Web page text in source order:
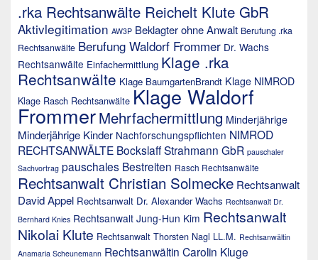
.rka Rechtsanwälte Reichelt Klute GbR
Aktivlegitimation AW3P Beklagter ohne Anwalt Berufung .rka
Rechtsanwälte Berufung Waldorf Frommer Dr. Wachs
Rechtsanwälte Einfachermittlung Klage .rka
Rechtsanwälte Klage BaumgartenBrandt Klage NIMROD
Klage Rasch Rechtsanwälte Klage Waldorf
FrommerMehrfachermittlung Minderjährige
Minderjährige Kinder Nachforschungspflichten NIMROD
RECHTSANWÄLTE Bockslaff Strahmann GbR pauschaler
Sachvortrag pauschales Bestreiten Rasch Rechtsanwälte
Rechtsanwalt Christian Solmecke Rechtsanwalt
David Appel Rechtsanwalt Dr. Alexander Wachs Rechtsanwalt Dr.
Bernhard Knies Rechtsanwalt Jung-Hun Kim Rechtsanwalt
Nikolai Klute Rechtsanwalt Thorsten Nagl LL.M. Rechtsanwältin
Anamaria Scheunemann Rechtsanwältin Carolin Kluge